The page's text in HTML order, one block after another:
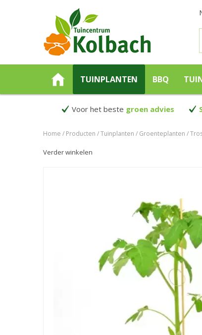
Home Producten Tuinplanten Groenteplanten
TUINPLANTEN BBQ
Voor het beste groen advies
Verder winkelen